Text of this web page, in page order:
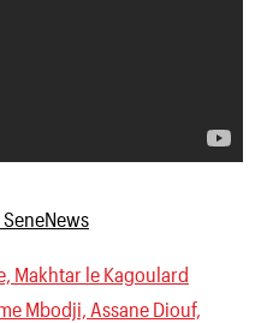
Makhtar le Kagoulard
Mbodji, Assane Diouf,